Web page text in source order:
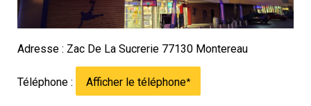
Adresse : Zac De La Sucrerie 77130 Montereau
Téléphone : Afficher le téléphone*